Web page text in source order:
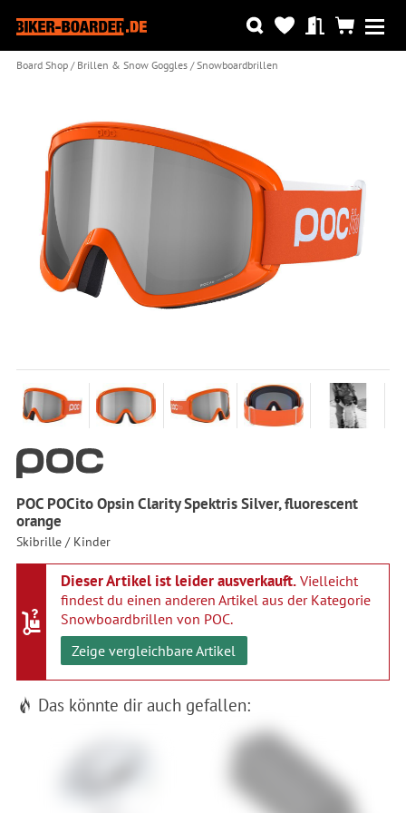
Board Shop Brillen & Snow Goggles Snowboardbrillen
POC POCito Opsin Clarity Spektris Silver, fluorescent
orange
Skibrille / Kinder
Dieser Artikel ist leider ausverkauft.Vielleicht
findest du einen anderen Artikel aus der Kategorie
Snowboardbrillen von POC.
Zeige vergleichbare Artikel
Das könnte dir auch gefallen: